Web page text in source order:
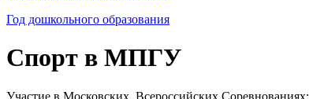
Год дошкольного образования
Спорт в МПГУ
Участие в Московских, Всероссийских Соревнованиях: